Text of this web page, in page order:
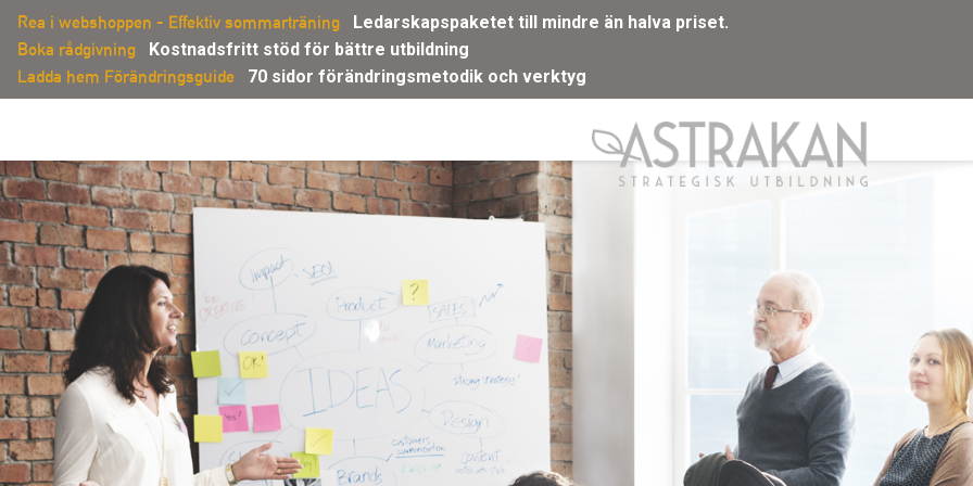
direkt
innehållet
Rea i webshoppen - Effektiv sommarträning
Ledarskapspaketet till mindre än halva priset.
Boka rådgivning
Kostnadsfritt stöd för bättre utbildning
Ladda hem Förändringsguide
70 sidor förändringsmetodik och verktyg